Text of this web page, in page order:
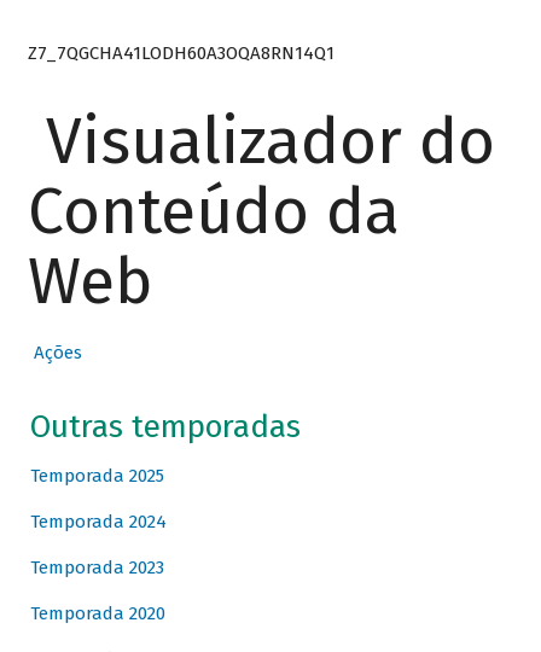
Z7_7QGCHA41LODH60A3OQA8RN14Q1
Visualizador do
Conteúdo da
Web
Ações
Outras temporadas
Temporada 2025
Temporada 2024
Temporada 2023
Temporada 2020